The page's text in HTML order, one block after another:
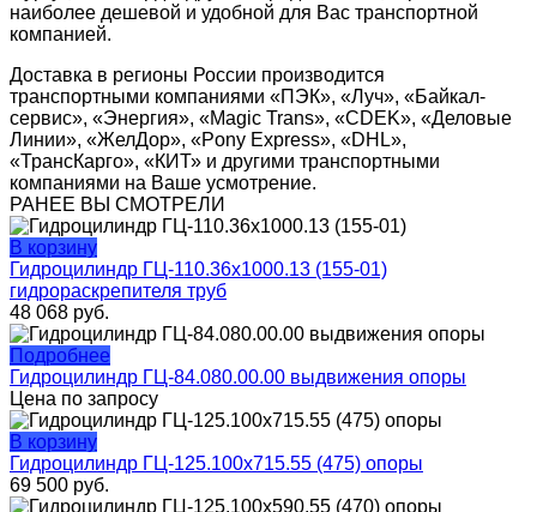
наиболее дешевой и удобной для Вас транспортной
компанией.
Доставка в регионы России производится
транспортными компаниями «ПЭК», «Луч», «Байкал-
сервис», «Энергия», «Magic Trans», «CDEK», «Деловые
Линии», «ЖелДор», «Pony Express», «DHL»,
«ТрансКарго», «КИТ» и другими транспортными
компаниями на Ваше усмотрение.
РАНЕЕ ВЫ СМОТРЕЛИ
В корзину
Гидроцилиндр ГЦ-110.36х1000.13 (155-01)
гидрораскрепителя труб
48 068 руб.
Подробнее
Гидроцилиндр ГЦ-84.080.00.00 выдвижения опоры
Цена по запросу
В корзину
Гидроцилиндр ГЦ-125.100х715.55 (475) опоры
69 500 руб.